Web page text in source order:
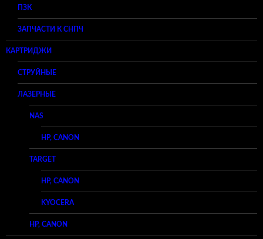
ПЗК
ЗАПЧАСТИ К СНПЧ
КАРТРИДЖИ
СТРУЙНЫЕ
ЛАЗЕРНЫЕ
NAS
HP, CANON
TARGET
HP, CANON
KYOCERA
HP, CANON